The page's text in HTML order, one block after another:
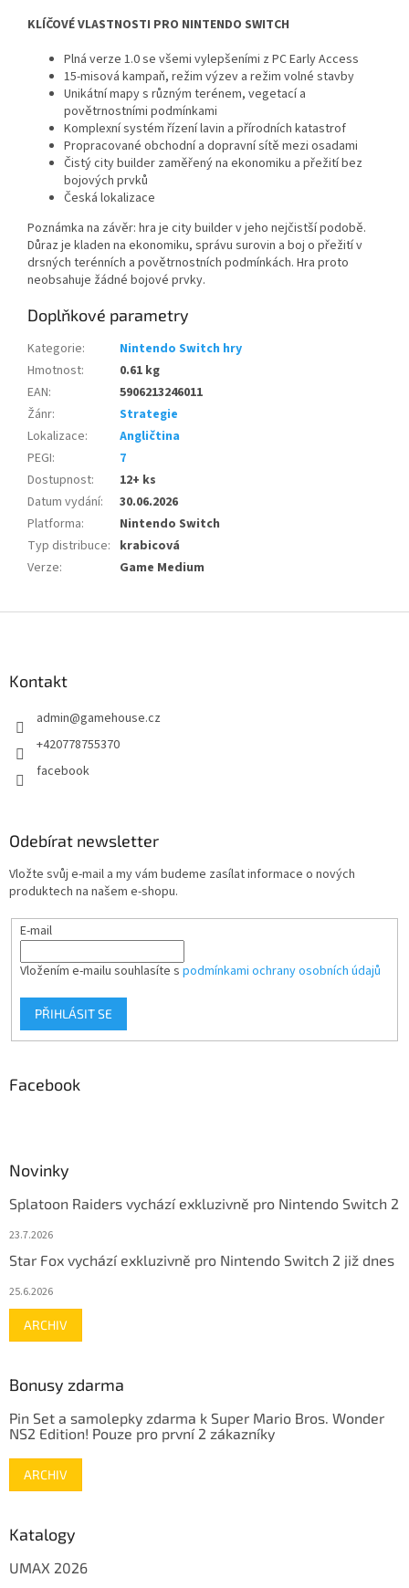
KLÍČOVÉ VLASTNOSTI PRO NINTENDO SWITCH
Plná verze 1.0 se všemi vylepšeními z PC Early Access
15-misová kampaň, režim výzev a režim volné stavby
Unikátní mapy s různým terénem, vegetací a
povětrnostními podmínkami
Komplexní systém řízení lavin a přírodních katastrof
Propracované obchodní a dopravní sítě mezi osadami
Čistý city builder zaměřený na ekonomiku a přežití bez
bojových prvků
Česká lokalizace
Poznámka na závěr: hra je city builder v jeho nejčistší podobě.
Důraz je kladen na ekonomiku, správu surovin a boj o přežití v
drsných terénních a povětrnostních podmínkách. Hra proto
neobsahuje žádné bojové prvky.
Doplňkové parametry
Kategorie:
Nintendo Switch hry
Hmotnost:
0.61 kg
EAN:
5906213246011
Žánr:
Strategie
Lokalizace:
Angličtina
PEGI:
7
Dostupnost:
12+ ks
Datum vydání:
30.06.2026
Platforma:
Nintendo Switch
Typ distribuce: krabicová
Verze: Game Medium
Kontakt
admin@gamehouse.cz
+420778755370
facebook
Odebírat newsletter
Vložte svůj e-mail a my vám budeme zasílat informace o nových
produktech na našem e-shopu.
E-mail
Vložením e-mailu souhlasíte s podmínkami ochrany osobních údajů
PŘIHLÁSIT SE
Facebook
Novinky
Splatoon Raiders vychází exkluzivně pro Nintendo Switch 2
23.7.2026
Star Fox vychází exkluzivně pro Nintendo Switch 2 již dnes
25.6.2026
ARCHIV
Bonusy zdarma
Pin Set a samolepky zdarma k Super Mario Bros. Wonder
NS2 Edition! Pouze pro první 2 zákazníky
ARCHIV
Katalogy
UMAX 2026